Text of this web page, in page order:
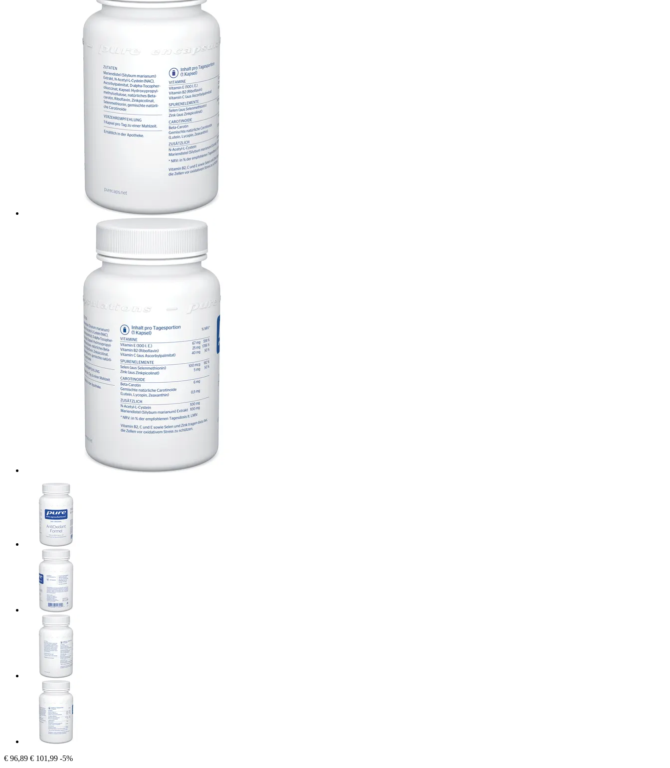
€ 96,89 € 101,99 -5%